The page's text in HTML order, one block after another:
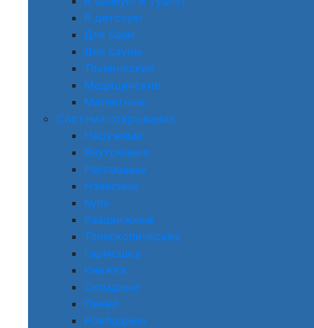
В детскую
Для бани
Для сауны
Технические
Медицинские
Магнитные
Система открывания
Наружные
Внутренние
Распашные
Навесные
Купе
Раздвижные
Телескопические
Гармошка
Книжка
Складные
Пенал
Накладные